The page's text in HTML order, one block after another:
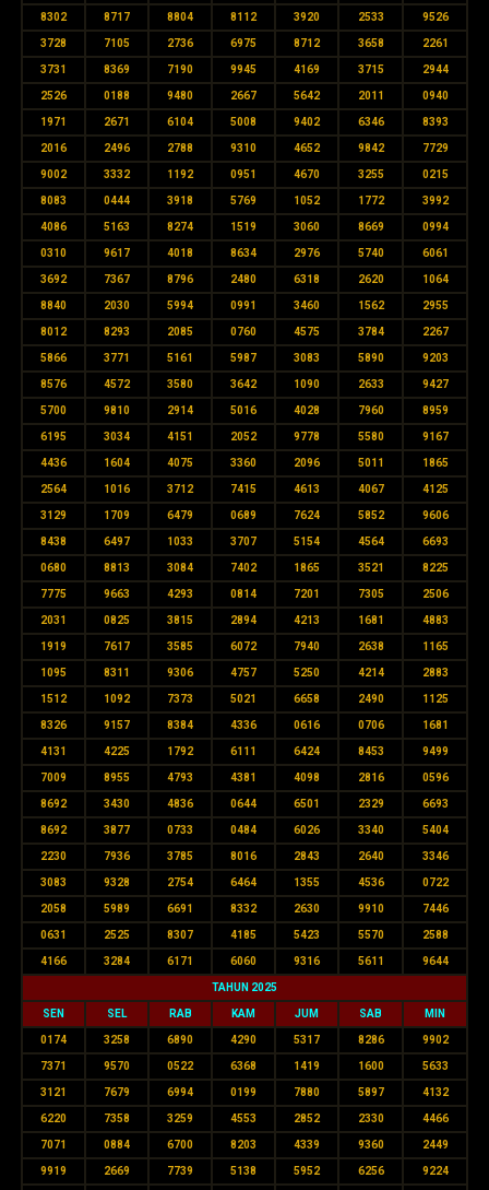
8302 8717 8804 8112 3920 2533 9526
3728 7105 2736 6975 8712 3658 2261
3731 8369 7190 9945 4169 3715 2944
2526 0188 9480 2667 5642 2011 0940
1971 2671 6104 5008 9402 6346 8393
2016 2496 2788 9310 4652 9842 7729
9002 3332 1192 0951 4670 3255 0215
8083 0444 3918 5769 1052 1772 3992
4086 5163 8274 1519 3060 8669 0994
0310 9617 4018 8634 2976 5740 6061
3692 7367 8796 2480 6318 2620 1064
8840 2030 5994 0991 3460 1562 2955
8012 8293 2085 0760 4575 3784 2267
5866 3771 5161 5987 3083 5890 9203
8576 4572 3580 3642 1090 2633 9427
5700 9810 2914 5016 4028 7960 8959
6195 3034 4151 2052 9778 5580 9167
4436 1604 4075 3360 2096 5011 1865
2564 1016 3712 7415 4613 4067 4125
3129 1709 6479 0689 7624 5852 9606
8438 6497 1033 3707 5154 4564 6693
0680 8813 3084 7402 1865 3521 8225
7775 9663 4293 0814 7201 7305 2506
2031 0825 3815 2894 4213 1681 4883
1919 7617 3585 6072 7940 2638 1165
1095 8311 9306 4757 5250 4214 2883
1512 1092 7373 5021 6658 2490 1125
8326 9157 8384 4336 0616 0706 1681
4131 4225 1792 6111 6424 8453 9499
7009 8955 4793 4381 4098 2816 0596
8692 3430 4836 0644 6501 2329 6693
8692 3877 0733 0484 6026 3340 5404
2230 7936 3785 8016 2843 2640 3346
3083 9328 2754 6464 1355 4536 0722
2058 5989 6691 8332 2630 9910 7446
0631 2525 8307 4185 5423 5570 2588
4166 3284 6171 6060 9316 5611 9644
TAHUN 2025
SEN SEL RAB KAM JUM SAB MIN
0174 3258 6890 4290 5317 8286 9902
7371 9570 0522 6368 1419 1600 5633
3121 7679 6994 0199 7880 5897 4132
6220 7358 3259 4553 2852 2330 4466
7071 0884 6700 8203 4339 9360 2449
9919 2669 7739 5138 5952 6256 9224